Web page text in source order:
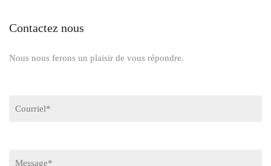
Contactez nous
Nous nous ferons un plaisir de vous répondre.